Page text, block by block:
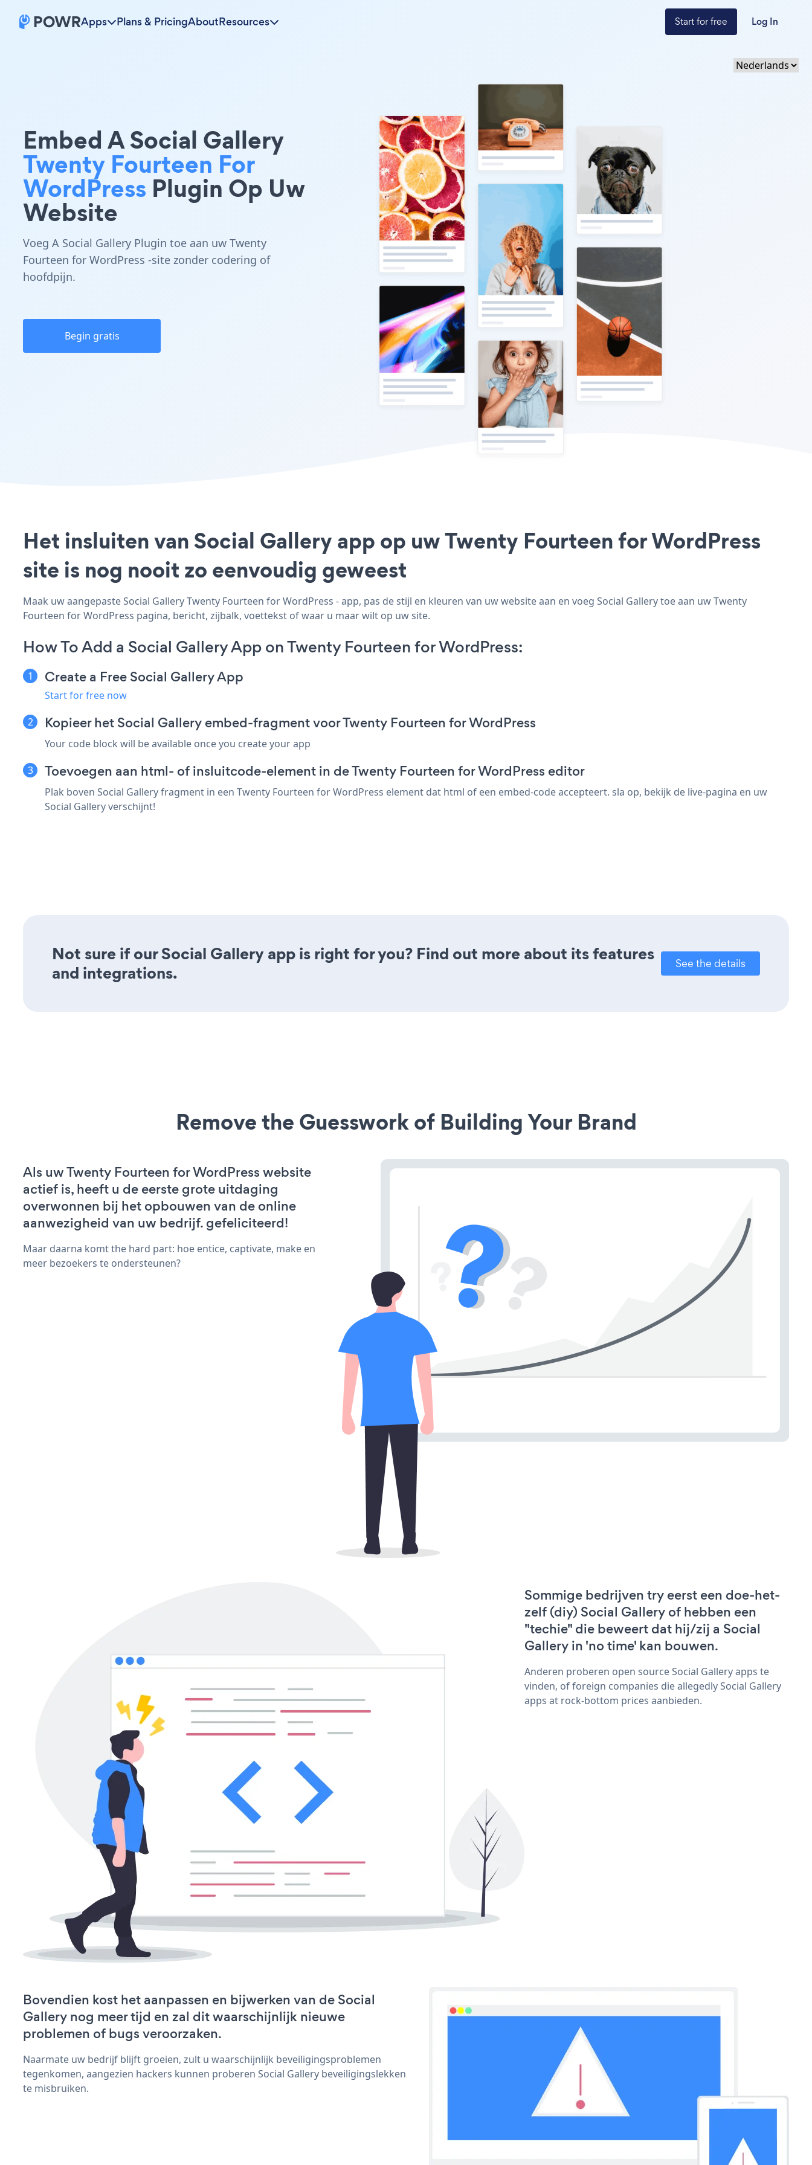
Apps Plans & PricingAboutResources Start for free Log In
Embed A Social Gallery
Twenty Fourteen For
WordPress Plugin Op Uw
Website
Voeg A Social Gallery Plugin toe aan uw Twenty
Fourteen for WordPress -site zonder codering of
hoofdpijn.
Begin gratis
Het insluiten van Social Gallery app op uw Twenty Fourteen for WordPress
site is nog nooit zo eenvoudig geweest
Maak uw aangepaste Social Gallery Twenty Fourteen for WordPress - app, pas de stijl en kleuren van uw website aan en voeg Social Gallery toe aan uw Twenty
Fourteen for WordPress pagina, bericht, zijbalk, voettekst of waar u maar wilt op uw site.
How To Add a Social Gallery App on Twenty Fourteen for WordPress:
Create a Free Social Gallery App
Start for free now
Kopieer het Social Gallery embed-fragment voor Twenty Fourteen for WordPress
Your code block will be available once you create your app
Toevoegen aan html- of insluitcode-element in de Twenty Fourteen for WordPress editor
Plak boven Social Gallery fragment in een Twenty Fourteen for WordPress element dat html of een embed-code accepteert. sla op, bekijk de live-pagina en uw
Social Gallery verschijnt!
Not sure if our Social Gallery app is right for you? Find out more about its features
and integrations.
See the details
Remove the Guesswork of Building Your Brand
Als uw Twenty Fourteen for WordPress website
actief is, heeft u de eerste grote uitdaging
overwonnen bij het opbouwen van de online
aanwezigheid van uw bedrijf. gefeliciteerd!
Maar daarna komt the hard part: hoe entice, captivate, make en
meer bezoekers te ondersteunen?
Sommige bedrijven try eerst een doe-het-
zelf (diy) Social Gallery of hebben een
"techie" die beweert dat hij/zij a Social
Gallery in 'no time' kan bouwen.
Anderen proberen open source Social Gallery apps te
vinden, of foreign companies die allegedly Social Gallery
apps at rock-bottom prices aanbieden.
Bovendien kost het aanpassen en bijwerken van de Social
Gallery nog meer tijd en zal dit waarschijnlijk nieuwe
problemen of bugs veroorzaken.
Naarmate uw bedrijf blijft groeien, zult u waarschijnlijk beveiligingsproblemen
tegenkomen, aangezien hackers kunnen proberen Social Gallery beveiligingslekken
te misbruiken.